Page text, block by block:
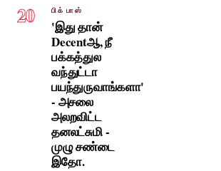
20 பிக் பாஸ்
'இது தான்
Decentஆ, நீ
பக்கத்துல
வந்துட்டா
பயந்துருவாங்களா'
- அசலை
அலறவிட்ட
தனலட்சுமி -
முழு சண்டை
இதோ.